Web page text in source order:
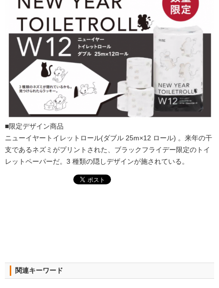
■限定デザイン商品
ニューイヤートイレットロール(ダブル 25m×12 ロール) 。来年の干
支であるネズミがプリントされた、ブラックフライデー限定のトイ
レットペーパーだ。3 種類の隠しデザインが施されている。
関連キーワード